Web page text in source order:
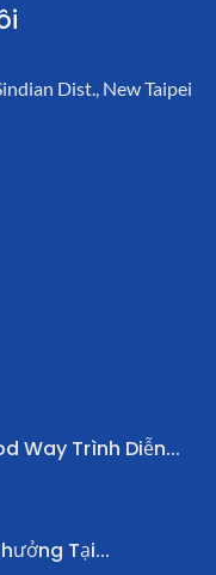
Dist., New Taipei
Way Trình Diễn...
Tại...